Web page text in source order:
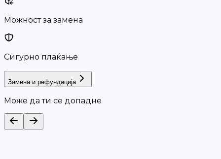
Можност за замена
Сигурно плаќање
Замена и рефундација
Може да ти се допадне